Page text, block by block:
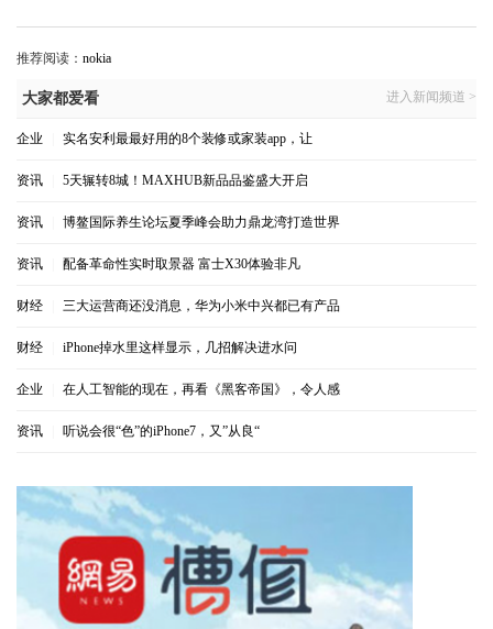
推荐阅读： nokia
大家都爱看 进入新闻频道 >
企业 实名安利最最好用的8个装修或家装app，让
资讯 5天辗转8城！MAXHUB新品品鉴盛大开启
资讯 博鳌国际养生论坛夏季峰会助力鼎龙湾打造世界
资讯 配备革命性实时取景器 富士X30体验非凡
财经 三大运营商还没消息，华为小米中兴都已有产品
财经 iPhone掉水里这样显示，几招解决进水问
企业 在人工智能的现在，再看《黑客帝国》，令人感
资讯 听说会很“色”的iPhone7，又”从良“